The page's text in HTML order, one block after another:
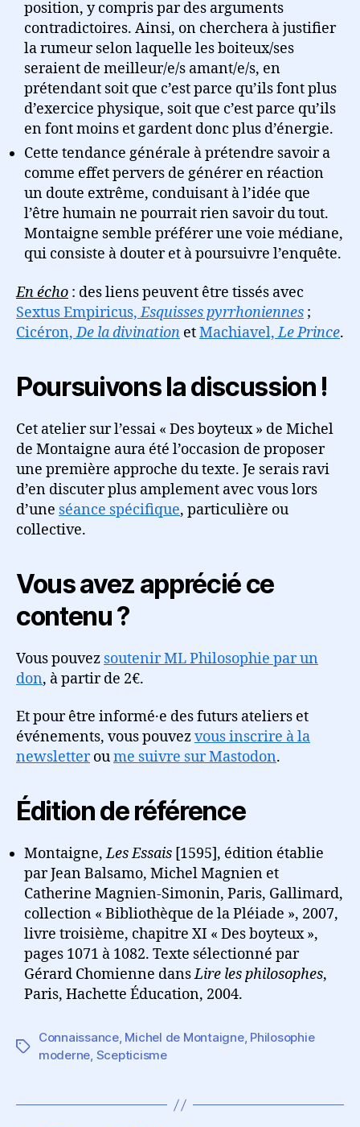
position, y compris par des arguments
contradictoires. Ainsi, on cherchera à justifier
la rumeur selon laquelle les boiteux/ses
seraient de meilleur/e/s amant/e/s, en
prétendant soit que c’est parce qu’ils font plus
d’exercice physique, soit que c’est parce qu’ils
en font moins et gardent donc plus d’énergie.
Cette tendance générale à prétendre savoir a
comme effet pervers de générer en réaction
un doute extrême, conduisant à l’idée que
l’être humain ne pourrait rien savoir du tout.
Montaigne semble préférer une voie médiane,
qui consiste à douter et à poursuivre l’enquête.
En écho : des liens peuvent être tissés avec
Sextus Empiricus,Esquisses pyrrhoniennes ;
Cicéron,De la divination etMachiavel,Le Prince.
Poursuivons la discussion !
Cet atelier sur l’essai « Des boyteux » de Michel
de Montaigne aura été l’occasion de proposer
une première approche du texte. Je serais ravi
d’en discuter plus amplement avec vous lors
d’une séance spécifique, particulière ou
collective.
Vous avez apprécié ce
contenu ?
Vous pouvez soutenir ML Philosophie par un
don, à partir de 2€.
Et pour être informé·e des futurs ateliers et
événements, vous pouvezvous inscrire à la
newsletteroume suivre sur Mastodon.
Édition de référence
Montaigne,Les Essais [1595], édition établie
par Jean Balsamo, Michel Magnien et
Catherine Magnien-Simonin, Paris, Gallimard,
collection « Bibliothèque de la Pléiade », 2007,
livre troisième, chapitre XI « Des boyteux »,
pages 1071 à 1082. Texte sélectionné par
Gérard Chomienne dansLire les philosophes,
Paris, Hachette Éducation, 2004.
Étiquettes
Connaissance, Michel de Montaigne, Philosophie
moderne, Scepticisme